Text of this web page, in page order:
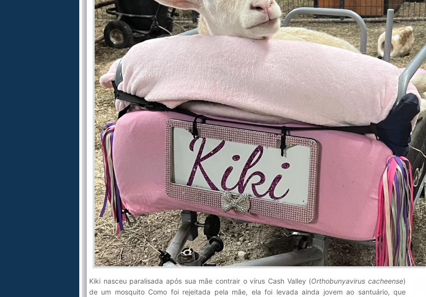
Kiki nasceu paralisada após sua mãe contrair o vírus Cash Valley (Orthobunyavirus cacheense)
de um mosquito Como foi rejeitada pela mãe, ela foi levada ainda jovem ao santuário, que